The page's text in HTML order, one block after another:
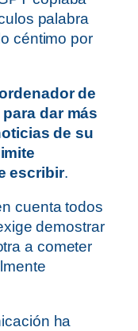
palabra
céntimo por
de
dar más
de su
escribir.
cuenta todos
demostrar
a cometer
ha